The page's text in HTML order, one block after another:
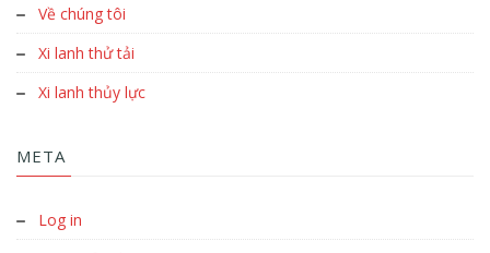
Về chúng tôi
Xi lanh thử tải
Xi lanh thủy lực
META
Log in